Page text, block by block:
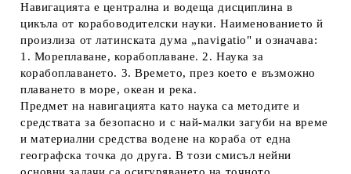
Навигацията е централна и водеща дисциплина в
цикъла от корабоводителски науки. Наименованието й
произлиза от латинската дума „navigatio" и означава:
1. Мореплаване, корабоплаване. 2. Наука за
корабоплаването. 3. Времето, през което е възможно
плаването в море, океан и река.
Предмет на навигацията като наука са методите и
средствата за безопасно и с най-малки загуби на време
и материални средства водене на кораба от една
географска точка до друга. В този смисъл нейни